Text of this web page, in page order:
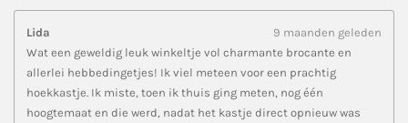
Lida
9 maanden geleden
Wat een geweldig leuk winkeltje vol charmante brocante en
allerlei hebbedingetjes! Ik viel meteen voor een prachtig
hoekkastje. Ik miste, toen ik thuis ging meten, nog één
hoogtemaat en die werd, nadat het kastje direct opnieuw was